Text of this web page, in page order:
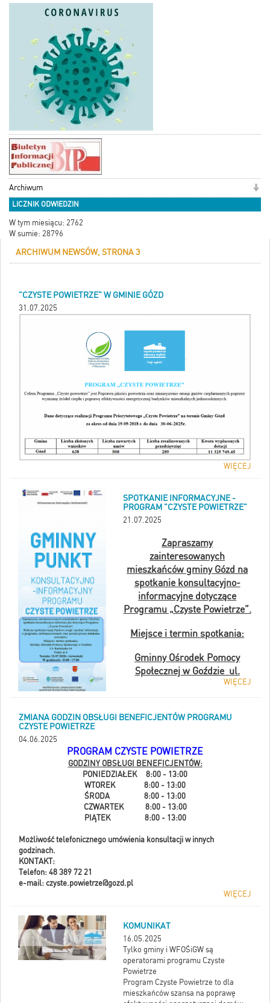
Archiwum
LICZNIK ODWIEDZIN
W tym miesiącu: 2762
W sumie: 28796
ARCHIWUM NEWSÓW, STRONA 3
"CZYSTE POWIETRZE" W GMINIE GÓZD
31.07.2025
WIĘCEJ
SPOTKANIE INFORMACYJNE -
PROGRAM "CZYSTE POWIETRZE"
21.07.2025
Zapraszamy
zainteresowanych
mieszkańców gminy Gózd na
spotkanie konsultacyjno-
informacyjne dotyczące
Programu „Czyste Powietrze”.
Miejsce i termin spotkania:
Gminny Ośrodek Pomocy
Społecznej w Goździe ul.
(Czwartek)
W godzinach: 15:00-17:00
WIĘCEJ
ZMIANA GODZIN OBSŁUGI BENEFICJENTÓW PROGRAMU
CZYSTE POWIETRZE
04.06.2025
PROGRAM CZYSTE POWIETRZE
GODZINY OBSŁUGI BENEFICJENTÓW:
PONIEDZIAŁEK 8:00 - 13:00
WTOREK 8:00 - 13:00
ŚRODA 8:00 - 13:00
CZWARTEK 8:00 - 13:00
PIĄTEK 8:00 - 13:00
Możliwość telefonicznego umówienia konsultacji w innych
godzinach.
KONTAKT:
Telefon: 48 389 72 21
e-mail: czyste.powietrze@gozd.pl
WIĘCEJ
KOMUNIKAT
16.05.2025
Tylko gminy i WFOŚiGW są
operatorami programu Czyste
Powietrze
Program Czyste Powietrze to dla
mieszkańców szansa na poprawę